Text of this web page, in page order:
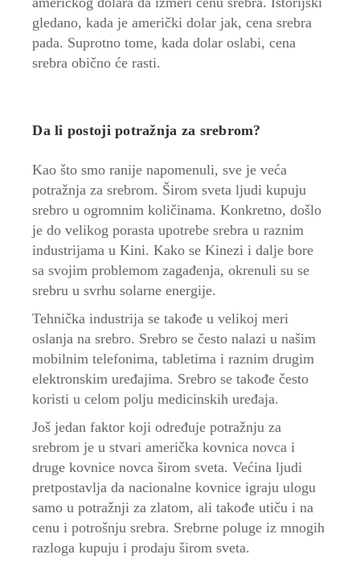
gledano, kada je američki dolar jak, cena srebra
pada. Suprotno tome, kada dolar oslabi, cena
srebra obično će rasti.
Da li postoji potražnja za srebrom?
Kao što smo ranije napomenuli, sve je veća
potražnja za srebrom. Širom sveta ljudi kupuju
srebro u ogromnim količinama. Konkretno, došlo
je do velikog porasta upotrebe srebra u raznim
industrijama u Kini. Kako se Kinezi i dalje bore
sa svojim problemom zagađenja, okrenuli su se
srebru u svrhu solarne energije.
Tehnička industrija se takođe u velikoj meri
oslanja na srebro. Srebro se često nalazi u našim
mobilnim telefonima, tabletima i raznim drugim
elektronskim uređajima. Srebro se takođe često
koristi u celom polju medicinskih uređaja.
Još jedan faktor koji određuje potražnju za
srebrom je u stvari američka kovnica novca i
druge kovnice novca širom sveta. Većina ljudi
pretpostavlja da nacionalne kovnice igraju ulogu
samo u potražnji za zlatom, ali takođe utiču i na
cenu i potrošnju srebra. Srebrne poluge iz mnogih
razloga kupuju i prodaju širom sveta.